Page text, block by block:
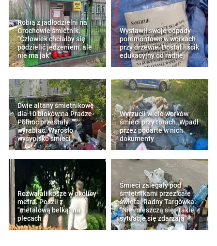
Robią z jadłodzielni na
Grochowie śmietnik.
"Człowiek chciałby się
podzielić jedzeniem, ale
nie ma jak"
Wystawił swoje odpady
poremontowe w workach
przy drzewie. Dostał liścik
edukacyjny od radnej
Dwie altany śmietnikowe
dla 10 bloków na Pradze-
Północ przestały
wyrabiać. Wyrosło
wysypisko śmieci
Wyrzucił wiele worków
śmieci przy torach. Wpadł
przez podarte w nich
dokumenty
Rozwalali kosze w okolicy
metra. Poszli z
"metalową belką" na
plecach
Śmieci zalegały pod
śmietnikami przez całe
święta. Radny Targówka:
"Nie mieszczą się. Takie
sytuacje się zdarzają"